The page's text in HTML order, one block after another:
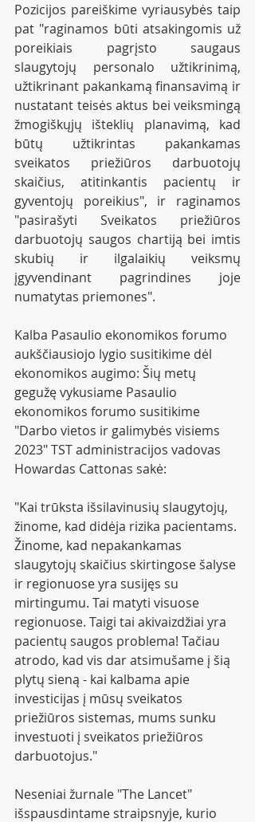
Pozicijos pareiškime vyriausybės taip
pat "raginamos būti atsakingomis už
poreikiais pagrįsto saugaus
slaugytojų personalo užtikrinimą,
užtikrinant pakankamą finansavimą ir
nustatant teisės aktus bei veiksmingą
žmogiškųjų išteklių planavimą, kad
būtų užtikrintas pakankamas
sveikatos priežiūros darbuotojų
skaičius, atitinkantis pacientų ir
gyventojų poreikius", ir raginamos
"pasirašyti Sveikatos priežiūros
darbuotojų saugos chartiją bei imtis
skubių ir ilgalaikių veiksmų
įgyvendinant pagrindines joje
numatytas priemones".
Kalba Pasaulio ekonomikos forumo
aukščiausiojo lygio susitikime dėl
ekonomikos augimo: Šių metų
gegužę vykusiame Pasaulio
ekonomikos forumo susitikime
"Darbo vietos ir galimybės visiems
2023" TST administracijos vadovas
Howardas Cattonas sakė:
"Kai trūksta išsilavinusių slaugytojų,
žinome, kad didėja rizika pacientams.
Žinome, kad nepakankamas
slaugytojų skaičius skirtingose šalyse
ir regionuose yra susijęs su
mirtingumu. Tai matyti visuose
regionuose. Taigi tai akivaizdžiai yra
pacientų saugos problema! Tačiau
atrodo, kad vis dar atsimušame į šią
plytų sieną - kai kalbama apie
investicijas į mūsų sveikatos
priežiūros sistemas, mums sunku
investuoti į sveikatos priežiūros
darbuotojus."
Neseniai žurnale "The Lancet"
išspausdintame straipsnyje, kurio